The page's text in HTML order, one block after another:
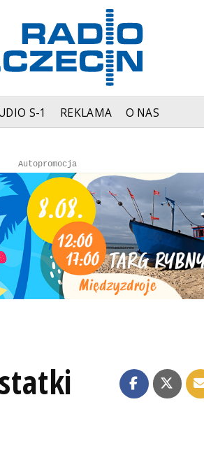
S-1 REKLAMA O NAS
Autopromocja
Reklama
Autopromocja